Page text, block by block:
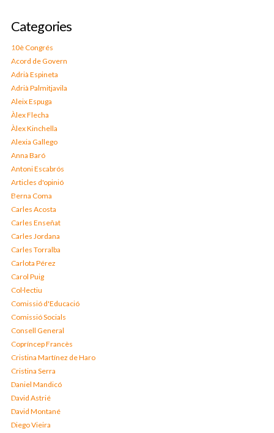
Categories
10è Congrés
Acord de Govern
Adrià Espineta
Adrià Palmitjavila
Aleix Espuga
Àlex Flecha
Àlex Kinchella
Alexia Gallego
Anna Baró
Antoni Escabrós
Articles d'opinió
Berna Coma
Carles Acosta
Carles Enseñat
Carles Jordana
Carles Torralba
Carlota Pérez
Carol Puig
Col·lectiu
Comissió d'Educació
Comissió Socials
Consell General
Copríncep Francès
Cristina Martínez de Haro
Cristina Serra
Daniel Mandicó
David Astrié
David Montané
Diego Vieira